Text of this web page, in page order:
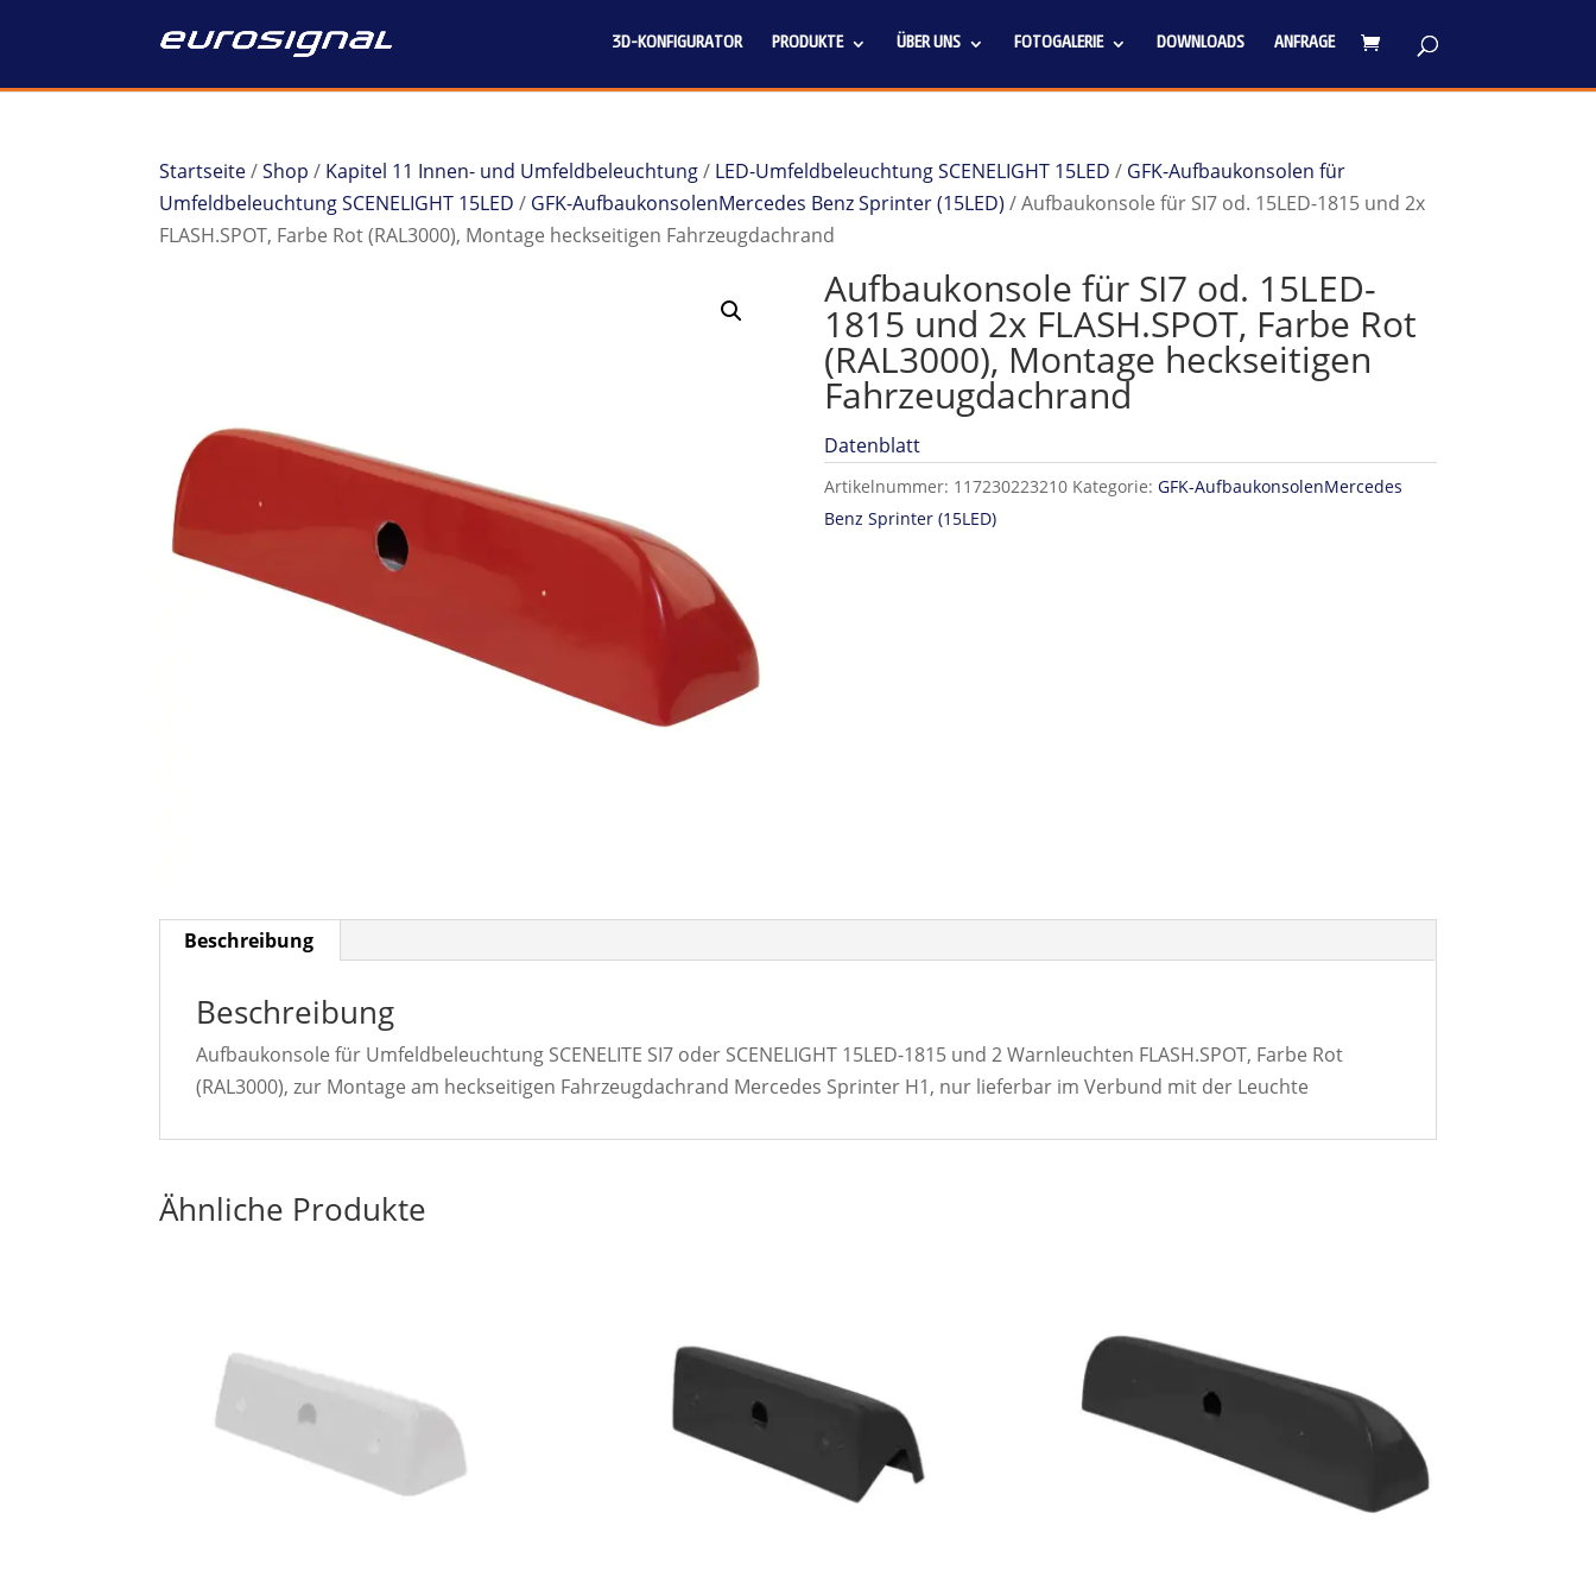
3D-KONFIGURATOR PRODUKTE ÜBER UNS FOTOGALERIE DOWNLOADS ANFRAGE
Startseite/Shop / Kapitel 11 Innen- und Umfeldbeleuchtung/ LED-Umfeldbeleuchtung SCENELIGHT 15LED / GFK-Aufbaukonsolen für
Umfeldbeleuchtung SCENELIGHT 15LED / GFK-AufbaukonsolenMercedes Benz Sprinter (15LED) / Aufbaukonsole für SI7 od. 15LED-1815 und 2x
FLASH.SPOT, Farbe Rot (RAL3000), Montage heckseitigen Fahrzeugdachrand
Aufbaukonsole für SI7 od. 15LED-
1815 und 2x FLASH.SPOT, Farbe Rot
(RAL3000), Montage heckseitigen
Fahrzeugdachrand
Datenblatt
Artikelnummer: 117230223210 Kategorie: GFK-AufbaukonsolenMercedes
Benz Sprinter (15LED)
Beschreibung
Beschreibung
Aufbaukonsole für Umfeldbeleuchtung SCENELITE SI7 oder SCENELIGHT 15LED-1815 und 2 Warnleuchten FLASH.SPOT, Farbe Rot
(RAL3000), zur Montage am heckseitigen Fahrzeugdachrand Mercedes Sprinter H1, nur lieferbar im Verbund mit der Leuchte
Ähnliche Produkte